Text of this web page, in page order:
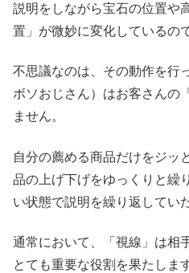
説明をしながら宝石の位置や
置」が微妙に変化しているの
不思議なのは、その動作を行
ボソおじさん）はお客さんの
ません。
自分の薦める商品だけをジッ
品の上げ下げをゆっくりと繰
い状態で説明を繰り返してい
通常において、「視線」は相
とても重要な役割を果たします